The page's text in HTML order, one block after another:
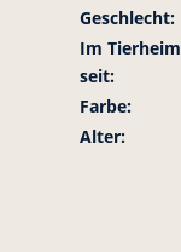
Geschlecht:
Im Tierheim
seit:
Farbe:
Alter: